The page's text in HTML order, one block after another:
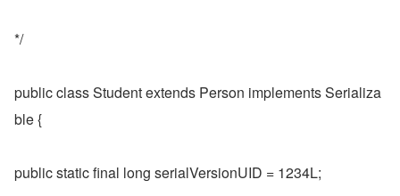
*/
public class Student extends Person implements Serializa
ble {
public static final long serialVersionUID = 1234L;